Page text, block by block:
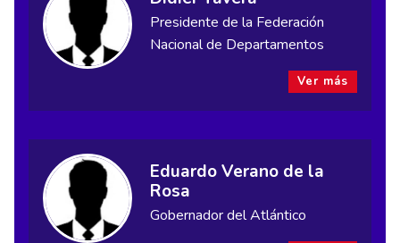
Presidente de la Federación
Nacional de Departamentos
Ver más
Eduardo Verano de la
Rosa
Gobernador del Atlántico